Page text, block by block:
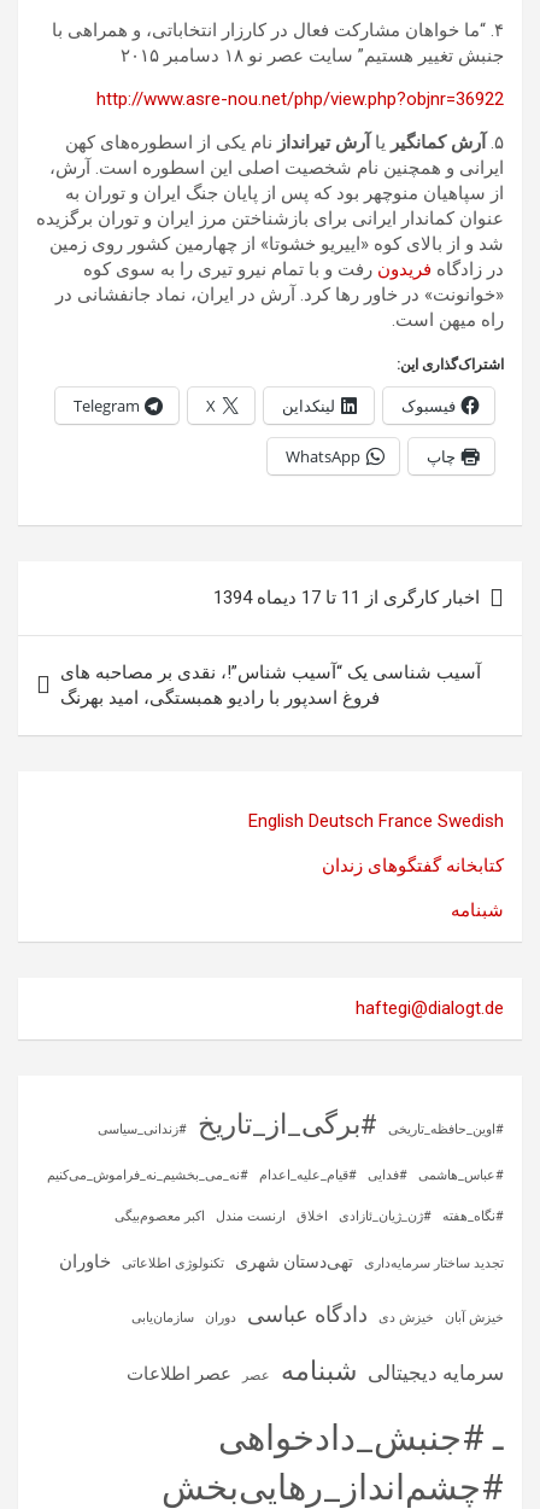
۴. “ما خواهان مشارکت فعال در کارزار انتخاباتی، و همراهی با
جنبش تغییر هستیم” سایت عصر نو ۱۸ دسامبر ۲۰۱۵
http://www.asre-nou.net/php/view.php?objnr=36922
۵.
آرش کمانگیر یا آرش تیرانداز نام یکی از اسطوره‌های کهن
ایرانی و همچنین نام شخصیت اصلی این اسطوره ‌است. آرش،
از سپاهیان منوچهر بود که پس از پایان جنگ ایران و توران به
عنوان کماندار ایرانی برای بازشناختن مرز ایران و توران برگزیده
شد و از بالای کوه «اییریو خشوتا» از چهارمین کشور روی زمین
در زادگاه فریدون رفت و با تمام نیرو تیری را به سوی کوه
«خوانونت» در خاور رها کرد. آرش در ایران، نماد جانفشانی در
راه میهن است.
اشتراک‌گذاری این:
فیسبوک لینکداین X
Telegram
چاپ WhatsApp
نوشته
اخبار کارگری از 11 تا 17 دیماه 1394
آسیب شناسی یک “آسیب شناس”!، نقدی بر مصاحبه های
فروغ اسدپور با رادیو همبستگی، امید بهرنگ
English Deutsch France Swedish
کتابخانه گفتگوهای زندان
شبنامه
haftegi@dialogt.de
#اوین_حافظه_تاریخی #برگی_از_تاریخ #زندانی_سیاسی
#عباس_هاشمی #فدایی #قیام_علیه_اعدام #نه_می_بخشیم_نه_فراموش_می‌کنیم
#نگاه_هفته #ژن_ژیان_ئازادی اخلاق ارنست مندل اکبر معصوم‌بیگی
تجدید ساختار سرمایه‌داری تهی‌دستان شهری تکنولوژی اطلاعاتی خاوران
خیزش آبان خیزش دی دادگاه عباسی دوران سازمان‌یابی
سرمایه‌ دیجیتالی شبنامه عصر عصر اطلاعات
ـ #جنبش_دادخواهی
#چشم‌انداز_رهایی‌بخش